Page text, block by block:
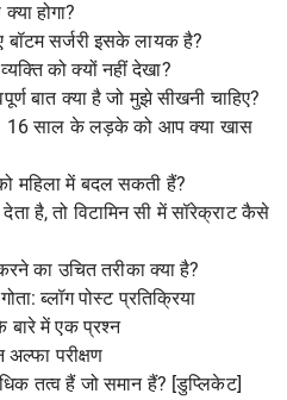
होगा?
सर्जरी इसके लायक है?
को क्यों नहीं देखा?
बात क्या है जो मुझे सीखनी चाहिए?
16 साल के लड़के को आप क्या खास
महिला में बदल सकती हैं?
है, तो विटामिन सी में सॉरेक्राट कैसे
का उचित तरीका क्या है?
ब्लॉग पोस्ट प्रतिक्रिया
बारे में एक प्रश्न
परीक्षण
तत्व हैं जो समान हैं? [डुप्लिकेट]